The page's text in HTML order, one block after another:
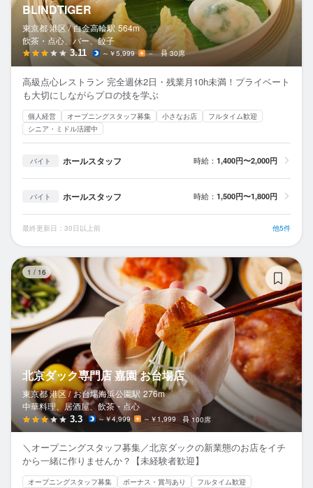
BLINDTIGER
東京都 港区 / 白金高輪駅 564m
飲茶・点心、バー、餃子
3.11 ～￥5,999 － 30席
高級点心レストラン 完全週休2日・残業月10h未満！プライベート
も大切にしながらプロの技を学ぶ
個人経営 オープニングスタッフ募集 小さなお店
フルタイム歓迎
シニア・ミドル活躍中
バイト ホールスタッフ 時給： 1,400円〜2,000円
バイト ホールスタッフ 時給： 1,500円〜1,800円
最終更新日：30日以上前 他5件
1 / 16
北京ダック専門店 嘉園 お台場店
東京都 港区 / お台場海浜公園駅 276m
中華料理、居酒屋、飲茶・点心
3.3 ～￥4,999 ～￥1,999 100席
＼オープニングスタッフ募集／北京ダックの新業態のお店をイチ
から一緒に作りませんか？【未経験者歓迎】
オープニングスタッフ募集 ボーナス・賞与あり
フルタイム歓迎